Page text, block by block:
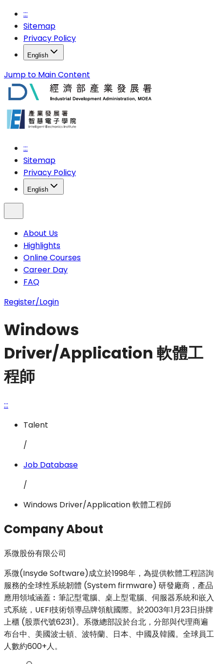
:::
Sitemap
Privacy Policy
English
Jump to Main Content
:::
Sitemap
Privacy Policy
English
About Us
Highlights
Online Courses
Career Day
FAQ
Register/Login
Windows
Driver/Application 軟體工
程師
:::
Talent
/
Job Database
/
Windows Driver/Application 軟體工程師
Company About
系微股份有限公司
系微(Insyde Software)成立於1998年，為提供軟體工程諮詢
服務的全球性系統韌體 (System firmware) 研發廠商，產品
應用領域涵蓋︰筆記型電腦、桌上型電腦、伺服器系統和嵌入
式系統，UEFI技術領導品牌領航國際。於2003年1月23日掛牌
上櫃 (股票代號6231)。系微總部設於台北，分部與代理商遍
布台中、美國波士頓、波特蘭、日本、中國及韓國。全球員工
人數約600+人。